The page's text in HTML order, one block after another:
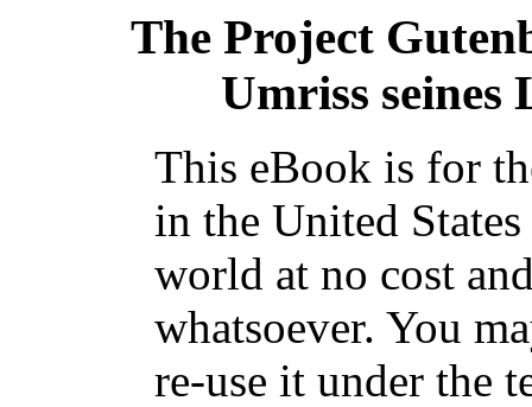
The Project
Umriss seines
This eBook is for
in the United
world at no cost
whatsoever. You
re-use it under the